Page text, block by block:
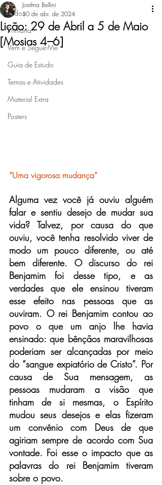
Todos
Primária
Vem e Segue-Me
Guia de Estudo
Temas e Atividades
Material Extra
Posters
Lição: 29 de Abril a 5 de Maio
[Mosias 4–6]
Joelma Bellini
30 de abr. de 2024
“Uma vigorosa mudança”
Alguma vez você já ouviu alguém
falar e sentiu desejo de mudar sua
vida? Talvez, por causa do que
ouviu, você tenha resolvido viver de
modo um pouco diferente, ou até
bem diferente. O discurso do rei
Benjamim foi desse tipo, e as
verdades que ele ensinou tiveram
esse efeito nas pessoas que as
ouviram. O rei Benjamim contou ao
povo o que um anjo lhe havia
ensinado: que bênçãos maravilhosas
poderiam ser alcançadas por meio
do “sangue expiatório de Cristo”. Por
causa de Sua mensagem, as
pessoas mudaram a visão que
tinham de si mesmas, o Espírito
mudou seus desejos e elas fizeram
um convênio com Deus de que
agiriam sempre de acordo com Sua
vontade. Foi esse o impacto que as
palavras do rei Benjamim tiveram
sobre o povo.